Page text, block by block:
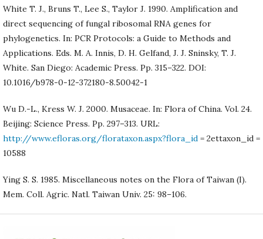
White T. J., Bruns T., Lee S., Taylor J. 1990. Amplification and
direct sequencing of fungal ribosomal RNA genes for
phylogenetics. In: PCR Protocols: a Guide to Methods and
Applications. Eds. M. A. Innis, D. H. Gelfand, J. J. Sninsky, T. J.
White. San Diego: Academic Press. Pp. 315–322. DOI:
10.1016/b978-0-12-372180-8.50042-1
Wu D.-L., Kress W. J. 2000. Musaceae. In: Flora of China. Vol. 24.
Beijing: Science Press. Pp. 297–313. URL:
http://www.efloras.org/florataxon.aspx?flora_id = 2ettaxon_id =
10588
Ying S. S. 1985. Miscellaneous notes on the Flora of Taiwan (I).
Mem. Coll. Agric. Natl. Taiwan Univ. 25: 98–106.